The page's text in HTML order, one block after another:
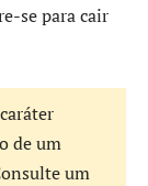
se para cair
de um
um